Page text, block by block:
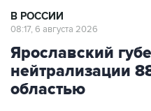
В РОССИИ
08:17, 6 августа 2026
Ярославский
нейтрализации
областью